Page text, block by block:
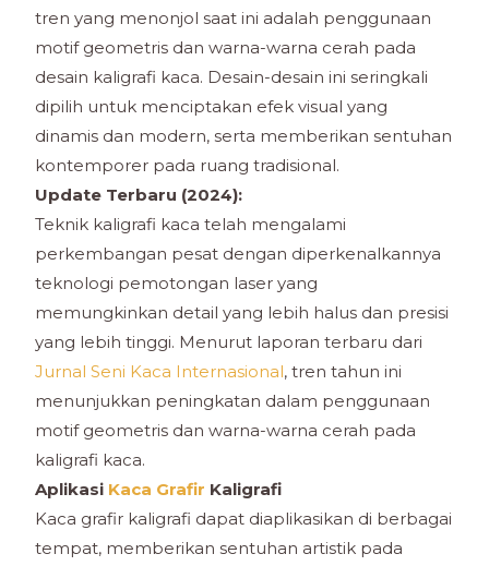
tren yang menonjol saat ini adalah penggunaan
motif geometris dan warna-warna cerah pada
desain kaligrafi kaca. Desain-desain ini seringkali
dipilih untuk menciptakan efek visual yang
dinamis dan modern, serta memberikan sentuhan
kontemporer pada ruang tradisional.
Update Terbaru (2024):
Teknik kaligrafi kaca telah mengalami
perkembangan pesat dengan diperkenalkannya
teknologi pemotongan laser yang
memungkinkan detail yang lebih halus dan presisi
yang lebih tinggi. Menurut laporan terbaru dari
Jurnal Seni Kaca Internasional, tren tahun ini
menunjukkan peningkatan dalam penggunaan
motif geometris dan warna-warna cerah pada
kaligrafi kaca.
Aplikasi Kaca Grafir Kaligrafi
Kaca grafir kaligrafi dapat diaplikasikan di berbagai
tempat, memberikan sentuhan artistik pada